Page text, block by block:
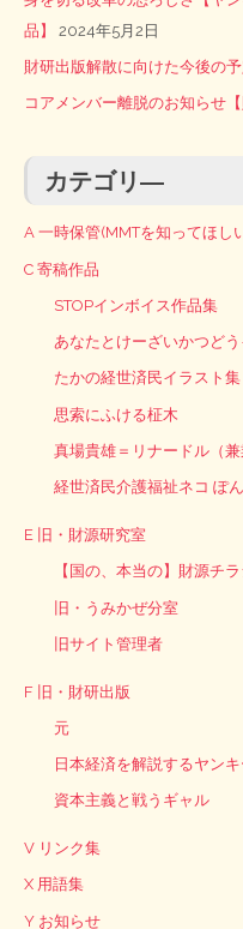
品】
2024年5月2日
財研出版解散に向けた今後の
コアメンバー離脱のお知らせ【
カテゴリ―
A 一時保管(MMTを知ってほし
C 寄稿作品
STOPインボイス作品集
あなたとけーざいかつど
たかの経世済民イラスト集
思索にふける柾木
真場貴雄＝リナードル（兼
経世済民介護福祉ネコ ぽ
E 旧・財源研究室
【国の、本当の】財源チラ
旧・うみかぜ分室
旧サイト管理者
F 旧・財研出版
元
日本経済を解説するヤンキ
資本主義と戦うギャル
V リンク集
X 用語集
Y お知らせ